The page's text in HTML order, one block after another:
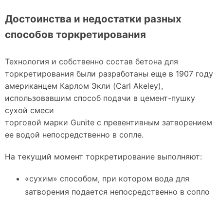
Достоинства и недостатки разных
способов торкретирования
Технология и собственно состав бетона для
торкретирования были разработаны еще в 1907 году
американцем Карлом Экли (Carl Akeley),
использовавшим способ подачи в цемент-пушку
сухой смеси
торговой марки Gunite с превентивным затворением
ее водой непосредственно в сопле.
На текущий момент торкретирование выполняют:
«сухим» способом, при котором вода для
затворения подается непосредственно в сопло